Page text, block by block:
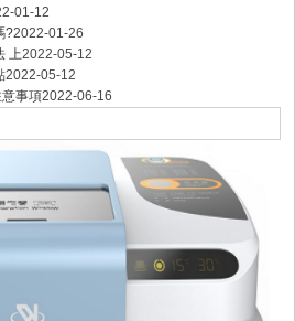
01-12
?2022-01-26
上2022-05-12
2022-05-12
事項2022-06-16